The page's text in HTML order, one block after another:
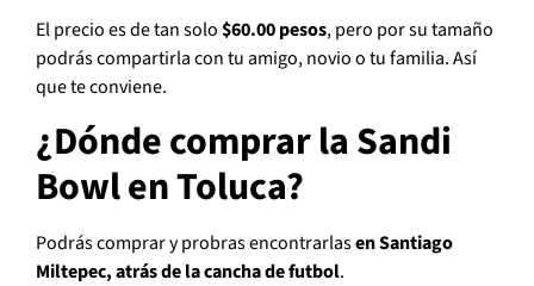
El precio es de tan solo$60.00 pesos, pero por su tamaño
podrás compartirla con tu amigo, novio o tu familia. Así
que te conviene.
¿Dónde comprar la Sandi
Bowl en Toluca?
Podrás comprar y probras encontrarlasen Santiago
Miltepec, atrás de la cancha de futbol.